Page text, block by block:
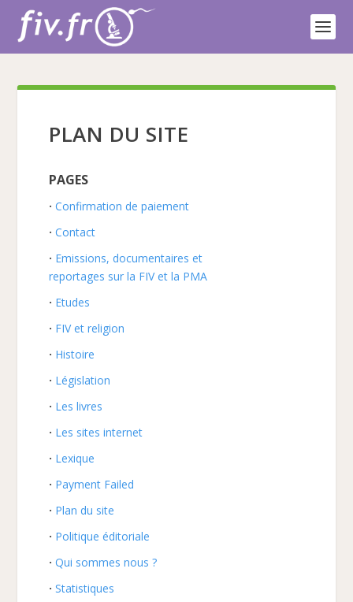
PLAN DU SITE
PAGES
Confirmation de paiement
Contact
Emissions, documentaires et
reportages sur la FIV et la PMA
Etudes
FIV et religion
Histoire
Législation
Les livres
Les sites internet
Lexique
Payment Failed
Plan du site
Politique éditoriale
Qui sommes nous ?
Statistiques